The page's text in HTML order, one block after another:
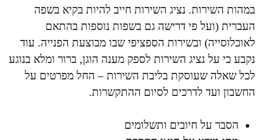
במהות השירות. נציג השירות חייב להיות בקיא בשפה
העברית (ועל פי דרישה גם בשפות נוספות בהתאם
לאוכלוסייה) ובשירות הספציפי שבו מבוצעת הפנייה. עוד
נקבע כי על נציג השירות לספק מענה הוגן, ברור ומלא בנוגע
לכל שאלה שעוסקת בליבת השירות – החל מפרטים על
החשבון ועד לדרכים לסיום ההתקשרות.
הסבר על חיובים ותשלומים